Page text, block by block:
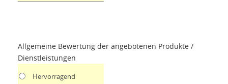
Allgemeine Bewertung der angebotenen Produkte /
Dienstleistungen
Hervorragend